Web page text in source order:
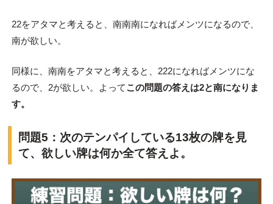
22をアタマと考えると、南南南になればメンツになるので、
南が欲しい。
同様に、南南をアタマと考えると、222になればメンツにな
るので、2が欲しい。よってこの問題の答えは2と南になりま
す。
問題5：次のテンパイしている13枚の牌を見
て、欲しい牌は何か全て答えよ。